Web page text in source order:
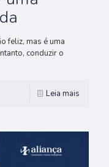
feliz, mas é uma
conduzir o
Leia mais